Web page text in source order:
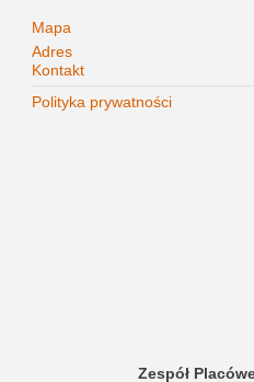
Mapa
Adres
Kontakt
Polityka prywatności
Zespół